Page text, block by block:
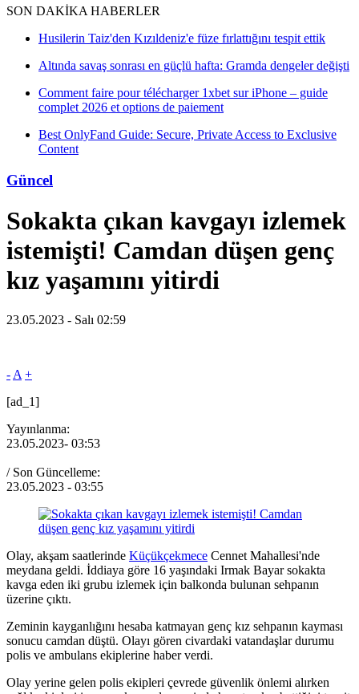
SON DAKİKA HABERLER
Husilerin Taiz'den Kızıldeniz'e füze fırlattığını tespit ettik
Altında savaş sonrası en güçlü hafta: Gramda dengeler değişti
Comment faire pour télécharger 1xbet sur iPhone – guide
complet 2026 et options de paiement
Best OnlyFand Guide: Secure, Private Access to Exclusive
Content
Güncel
Sokakta çıkan kavgayı izlemek
istemişti! Camdan düşen genç
kız yaşamını yitirdi
23.05.2023 - Salı 02:59
- A +
[ad_1]
Yayınlanma:
23.05.2023- 03:53
/ Son Güncelleme:
23.05.2023 - 03:55
Olay, akşam saatlerinde Küçükçekmece Cennet Mahallesi'nde
meydana geldi. İddiaya göre 16 yaşındaki Irmak Bayar sokakta
kavga eden iki grubu izlemek için balkonda bulunan sehpanın
üzerine çıktı.
Zeminin kayganlığını hesaba katmayan genç kız sehpanın kayması
sonucu camdan düştü. Olayı gören civardaki vatandaşlar durumu
polis ve ambulans ekiplerine haber verdi.
Olay yerine gelen polis ekipleri çevrede güvenlik önlemi alırken